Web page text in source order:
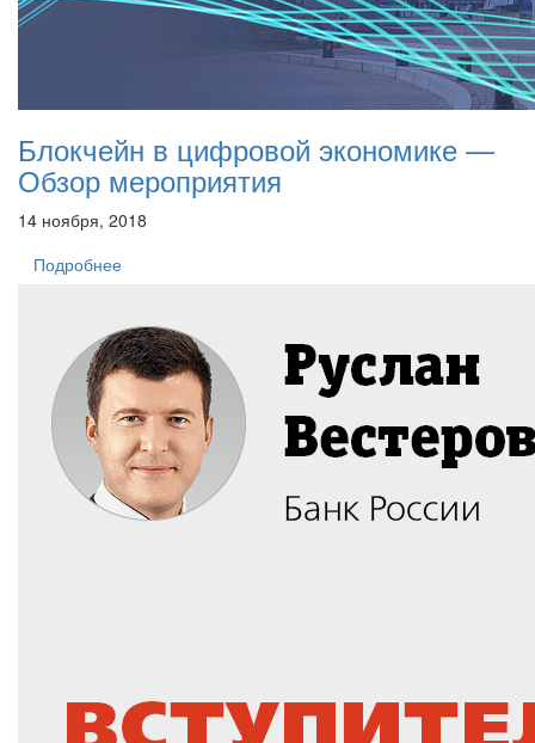
Блокчейн в цифровой экономике —
Обзор мероприятия
14 ноября, 2018
Подробнее